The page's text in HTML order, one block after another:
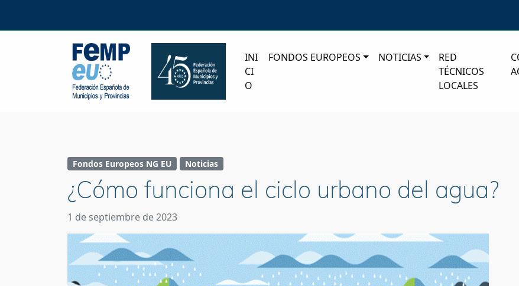
INI
CI
O
FONDOS EUROPEOS NOTICIAS
RED
TÉCNICOS
LOCALES
Fondos Europeos NG EU Noticias
¿Cómo funciona el ciclo urbano del agua?
1 de septiembre de 2023